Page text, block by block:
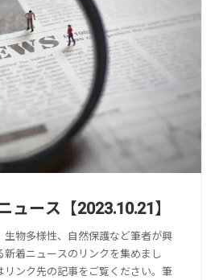
ュース【2023.10.21】
生物多様性、自然保護など筆者が興
着ニュースのリンクを集めまし
リンク先の記事をご覧ください。筆